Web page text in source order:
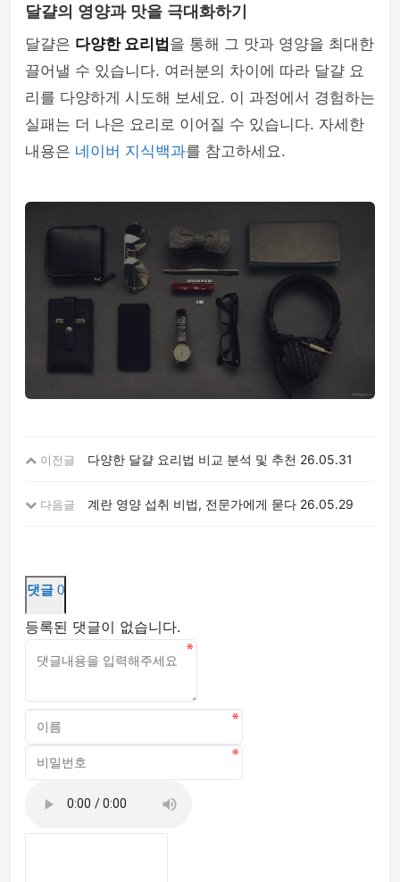
달걀의 영양과 맛을 극대화하기
달걀은 다양한 요리법 을 통해 그 맛과 영양을 최대한
끌어낼 수 있습니다. 여러분의 차이에 따라 달걀 요
리를 다양하게 시도해 보세요. 이 과정에서 경험하는
실패는 더 나은 요리로 이어질 수 있습니다. 자세한
내용은 네이버 지식백과를 참고하세요.
이전글 다양한 달걀 요리법 비교 분석 및 추천 26.05.31
다음글 계란 영양 섭취 비법, 전문가에게 묻다 26.05.29
댓글 0
등록된 댓글이 없습니다.